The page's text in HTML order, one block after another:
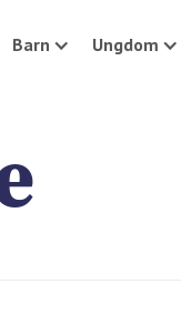
Barn Ungdom